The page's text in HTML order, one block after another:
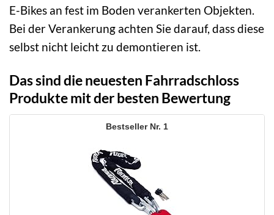
E-Bikes an fest im Boden verankerten Objekten.
Bei der Verankerung achten Sie darauf, dass diese
selbst nicht leicht zu demontieren ist.
Das sind die neuesten Fahrradschloss
Produkte mit der besten Bewertung
1